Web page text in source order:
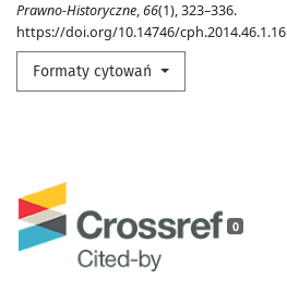
Prawno-Historyczne,66(1), 323–336.
https://doi.org/10.14746/cph.2014.46.1.16
Formaty cytowań
0